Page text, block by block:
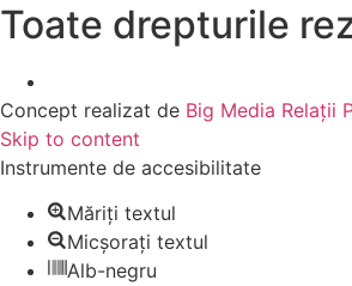
Toate drepturile
Concept realizat de Big Media Relații
Skip to content
Instrumente de accesibilitate
Măriți textul
Micșorați textul
Alb-negru